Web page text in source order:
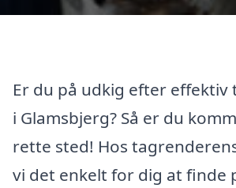
Er du på udkig efter effektiv
i Glamsbjerg? Så er du
rette sted! Hos
vi det enkelt for dig at finde